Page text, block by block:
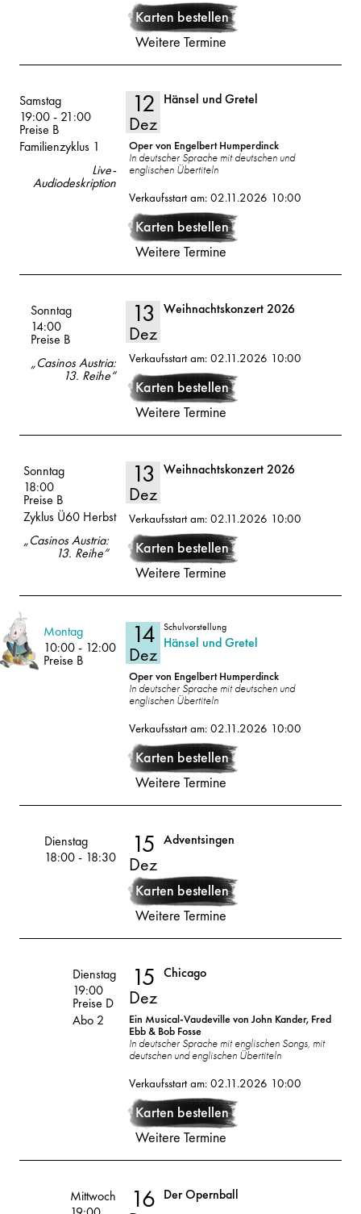
Karten bestellen
Weitere Termine
12
Dez
Hänsel und Gretel
Oper von Engelbert Humperdinck
In deutscher Sprache mit deutschen und
englischen Übertiteln
Verkaufsstart am: 02.11.2026 10:00
Karten bestellen
Weitere Termine
12
2026
Volksoper
Samstag
19:00- 21:00
Preise B
Familienzyklus 1
Live-
Audiodeskription
13
Dez
Weihnachtskonzert 2026
Verkaufsstart am: 02.11.2026 10:00
Karten bestellen
Weitere Termine
13
2026
Volksoper
Sonntag
14:00
Preise B
„Casinos Austria:
13. Reihe“
13
Dez
Weihnachtskonzert 2026
Verkaufsstart am: 02.11.2026 10:00
Karten bestellen
Weitere Termine
13
2026
Volksoper
Sonntag
18:00
Preise B
Zyklus Ü60 Herbst
„Casinos Austria:
13. Reihe“
14
Dez
Schulvorstellung
Hänsel und Gretel
Oper von Engelbert Humperdinck
In deutscher Sprache mit deutschen und
englischen Übertiteln
Verkaufsstart am: 02.11.2026 10:00
Karten bestellen
Weitere Termine
Volksoper
Montag
10:00- 12:00
Preise B
15
Dez
Adventsingen
Karten bestellen
Weitere Termine
Volksoper
Dienstag
18:00- 18:30
15
Dez
Chicago
Ein Musical-Vaudeville von John Kander, Fred
Ebb & Bob Fosse
In deutscher Sprache mit englischen Songs, mit
deutschen und englischen Übertiteln
Verkaufsstart am: 02.11.2026 10:00
Karten bestellen
Weitere Termine
Volksoper
Dienstag
19:00
Preise D
Abo 2
16 Der Opernball
Volksoper
Mittwoch